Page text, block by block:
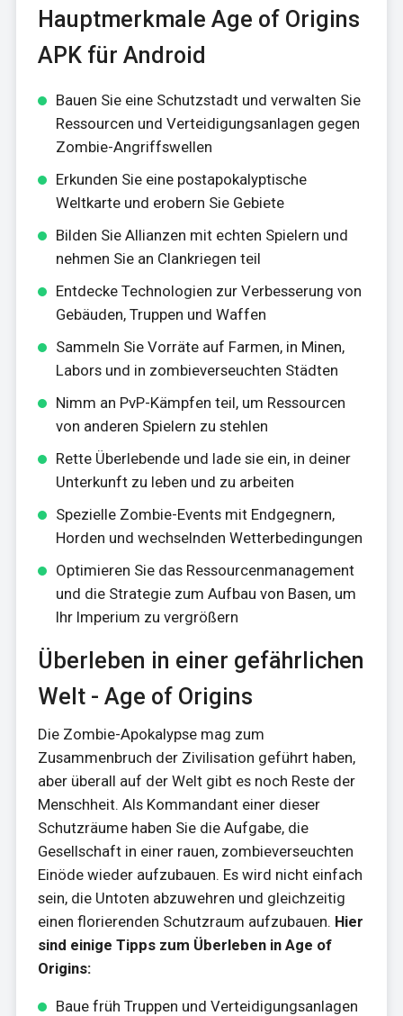
Hauptmerkmale Age of Origins
APK für Android
Bauen Sie eine Schutzstadt und verwalten Sie
Ressourcen und Verteidigungsanlagen gegen
Zombie-Angriffswellen
Erkunden Sie eine postapokalyptische
Weltkarte und erobern Sie Gebiete
Bilden Sie Allianzen mit echten Spielern und
nehmen Sie an Clankriegen teil
Entdecke Technologien zur Verbesserung von
Gebäuden, Truppen und Waffen
Sammeln Sie Vorräte auf Farmen, in Minen,
Labors und in zombieverseuchten Städten
Nimm an PvP-Kämpfen teil, um Ressourcen
von anderen Spielern zu stehlen
Rette Überlebende und lade sie ein, in deiner
Unterkunft zu leben und zu arbeiten
Spezielle Zombie-Events mit Endgegnern,
Horden und wechselnden Wetterbedingungen
Optimieren Sie das Ressourcenmanagement
und die Strategie zum Aufbau von Basen, um
Ihr Imperium zu vergrößern
Überleben in einer gefährlichen
Welt - Age of Origins
Die Zombie-Apokalypse mag zum
Zusammenbruch der Zivilisation geführt haben,
aber überall auf der Welt gibt es noch Reste der
Menschheit. Als Kommandant einer dieser
Schutzräume haben Sie die Aufgabe, die
Gesellschaft in einer rauen, zombieverseuchten
Einöde wieder aufzubauen. Es wird nicht einfach
sein, die Untoten abzuwehren und gleichzeitig
einen florierenden Schutzraum aufzubauen. Hier
sind einige Tipps zum Überleben in Age of
Origins:
Baue früh Truppen und Verteidigungsanlagen